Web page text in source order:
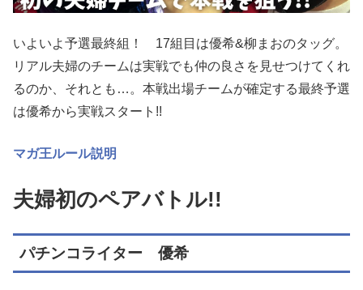
いよいよ予選最終組！ 17組目は優希&柳まおのタッグ。
リアル夫婦のチームは実戦でも仲の良さを見せつけてくれ
るのか、それとも…。本戦出場チームが確定する最終予選
は優希から実戦スタート!!
マガ王ルール説明
夫婦初のペアバトル!!
パチンコライター 優希